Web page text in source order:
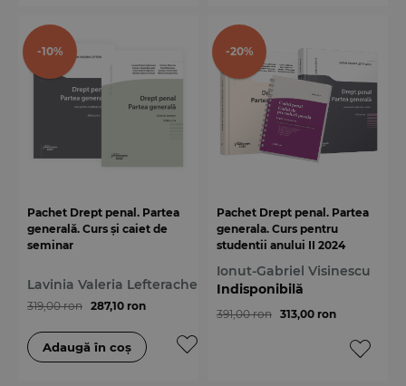
-10%
Pachet Drept penal. Partea
generală. Curs și caiet de
seminar
Lavinia Valeria Lefterache
319,00 ron 287,10 ron
-20%
Pachet Drept penal. Partea
generala. Curs pentru
studentii anului II 2024
Ionut-Gabriel Visinescu
Indisponibilă
391,00 ron 313,00 ron